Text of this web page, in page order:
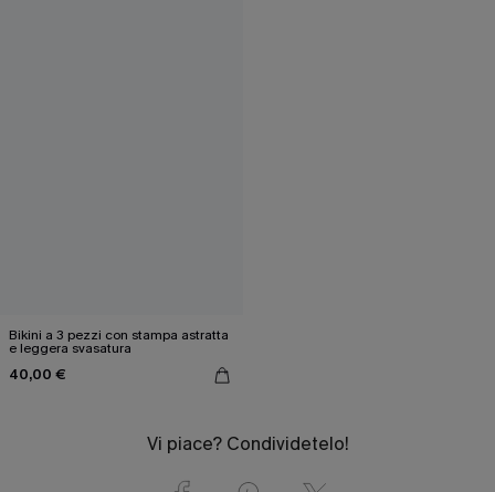
Bikini a 3 pezzi con stampa astratta
e leggera svasatura
40,00 €
Vi piace? Condividetelo!